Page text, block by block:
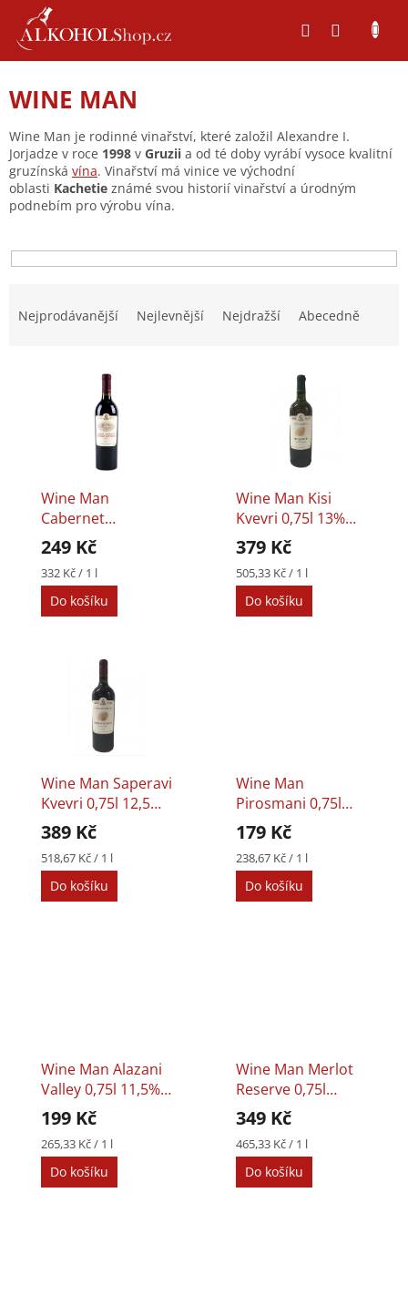
obsah
WINE MAN
Wine Man je rodinné vinařství, které založil Alexandre I.
Jorjadze v roce 1998 v Gruzii a od té doby vyrábí vysoce kvalitní
gruzínská vína. Vinařství má vinice ve východní
oblasti Kachetie známé svou historií vinařství a úrodným
podnebím pro výrobu vína.
Nejprodávanější Nejlevnější Nejdražší Abecedně
Wine Man
Cabernet
Sauvignon 0,75l
13% Dry Red Wine
249 Kč
Měrná
cena:
332 Kč / 1 l
Do košíku
Wine Man Kisi
Kvevri 0,75l 13%
Dry White Wine
379 Kč
Měrná
cena:
505,33 Kč / 1 l
Do košíku
Wine Man Saperavi
Kvevri 0,75l 12,5%
Dry Red Wine
389 Kč
Měrná
cena:
518,67 Kč / 1 l
Do košíku
Wine Man
Pirosmani 0,75l
11,5% Semi Dry
White Wine
179 Kč
Měrná
cena:
238,67 Kč / 1 l
Do košíku
Wine Man Alazani
Valley 0,75l 11,5%
Semi Sweet Red
Wine
199 Kč
Měrná
cena:
265,33 Kč / 1 l
Do košíku
Wine Man Merlot
Reserve 0,75l
13,5% Dry Red
Wine
349 Kč
Měrná
cena:
465,33 Kč / 1 l
Do košíku